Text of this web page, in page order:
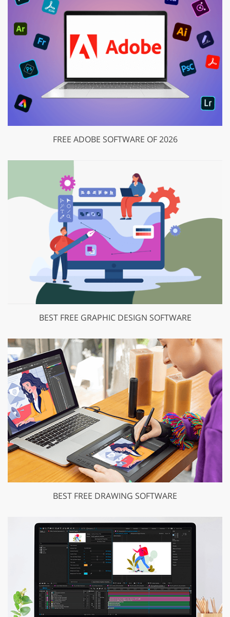
FREE ADOBE SOFTWARE OF 2026
BEST FREE GRAPHIC DESIGN SOFTWARE
BEST FREE DRAWING SOFTWARE